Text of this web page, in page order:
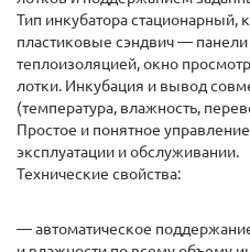
Тип инкубатора стационарный,
пластиковые сэндвич ―
теплоизоляцией, окно
лотки. Инкубация и вывод
(температура, влажность,
Простое и понятное
эксплуатации и обслуживании.
Технические свойства:
— автоматическое